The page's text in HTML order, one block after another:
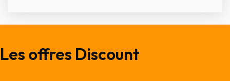
Les offres Discount